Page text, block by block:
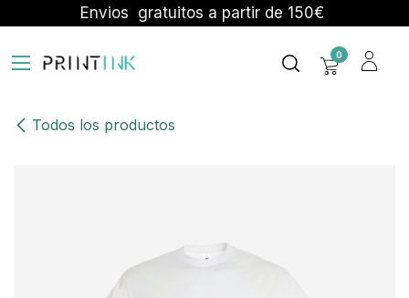
Ir al contenidoEnvios gratuitos a partir de 150€
0
Todos los productos